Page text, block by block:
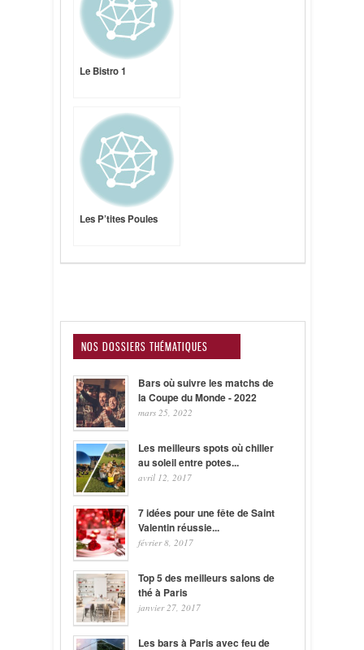
Le Bistro 1
Les P’tites Poules
NOS DOSSIERS THÉMATIQUES
Bars où suivre les matchs de
la Coupe du Monde - 2022
mars 25, 2022
Les meilleurs spots où chiller
au soleil entre potes...
avril 12, 2017
7 idées pour une fête de Saint
Valentin réussie...
février 8, 2017
Top 5 des meilleurs salons de
thé à Paris
janvier 27, 2017
Les bars à Paris avec feu de